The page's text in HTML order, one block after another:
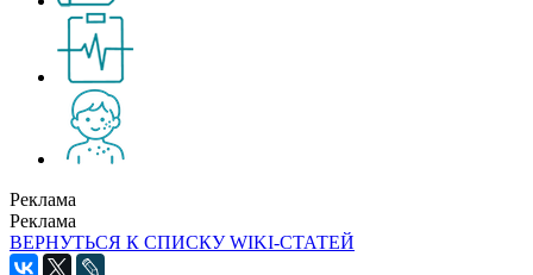
Реклама
Реклама
ВЕРНУТЬСЯ К СПИСКУ WIKI-СТАТЕЙ